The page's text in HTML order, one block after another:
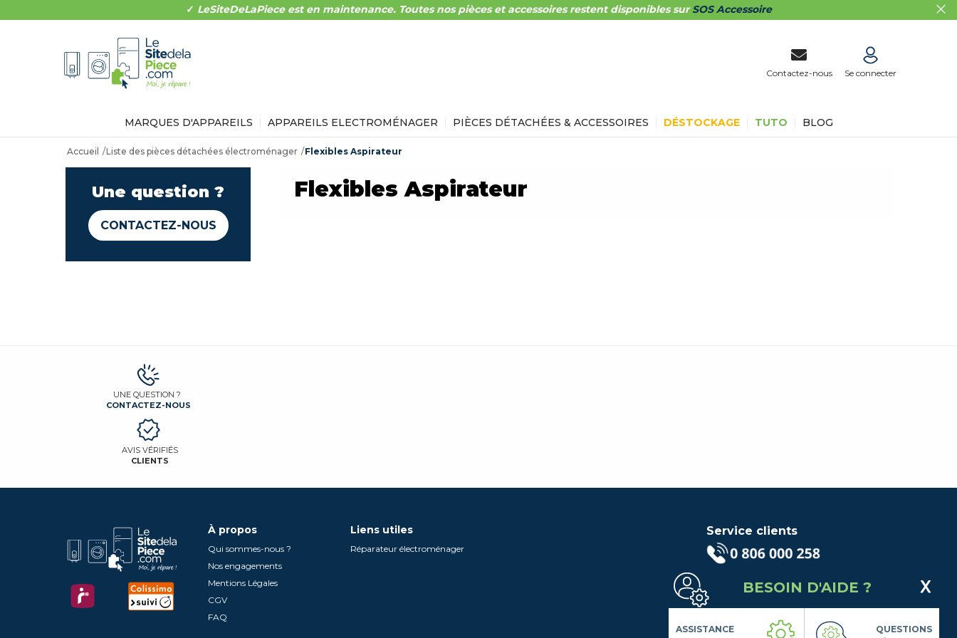
✓ LeSiteDeLaPiece est en maintenance. Toutes nos pièces et accessoires restent disponibles surSOS Accessoire
Contactez-nous Se connecter
MARQUES D'APPAREILS APPAREILS ELECTROMÉNAGER PIÈCES DÉTACHÉES & ACCESSOIRES DÉSTOCKAGE TUTO BLOG
Accueil Liste des pièces détachées électroménager Flexibles Aspirateur
Une question ?
CONTACTEZ-NOUS
Flexibles Aspirateur
UNE QUESTION ?
CONTACTEZ-NOUS
AVIS VÉRIFIÉS
CLIENTS
À propos
Qui sommes-nous ?
Nos engagements
Mentions Légales
CGV
FAQ
Liens utiles
Réparateur électroménager
Service clients
appel local)
Lundi au Vendredi de 9h à 18h
Contactez-Nous
Suivez-nous
BESOIN D'AIDE ?
ASSISTANCE
QUESTIONS